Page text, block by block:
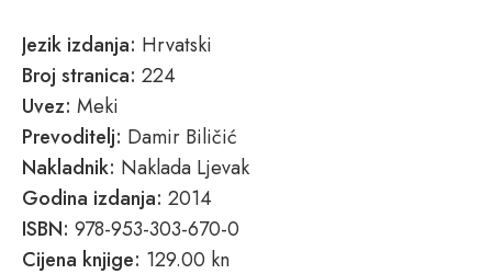
Jezik izdanja: Hrvatski
Broj stranica: 224
Uvez: Meki
Prevoditelj: Damir Biličić
Nakladnik: Naklada Ljevak
Godina izdanja: 2014
ISBN: 978-953-303-670-0
Cijena knjige: 129.00 kn